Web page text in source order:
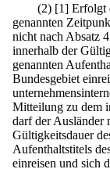
(2) [1] Erfolgt
genannten
nicht nach Absatz
innerhalb der
genannten
Bundesgebiet
Mitteilung zu dem
darf der Ausländer
Gültigkeitsdauer
Aufenthaltstitels
einreisen und sich